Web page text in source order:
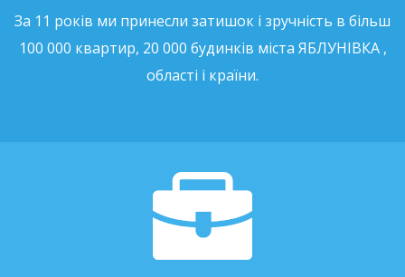
За 11 років ми принесли затишок і зручність в більш
100 000 квартир, 20 000 будинків міста ЯБЛУНІВКА ,
області і країни.